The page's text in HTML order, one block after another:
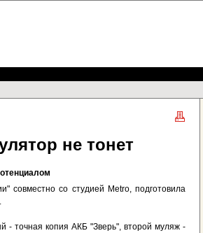
не тонет
совместно со студией Metro, подготовила
- точная копия АКБ "Зверь", второй муляж -